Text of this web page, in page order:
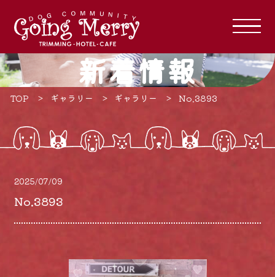
新着情報
TOP ギャラリー ギャラリー No.3893
2025/07/09
No.3893